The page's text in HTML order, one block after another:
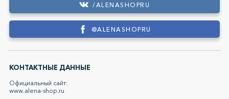
/ALENASHOPRU
@ALENASHOPRU
КОНТАКТНЫЕ ДАННЫЕ
Официальный сайт:
www.alena-shop.ru